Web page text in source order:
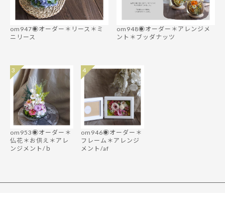
om947◉オーダー＊リース＊ミ
ニリース
om948◉オーダー＊アレンジメ
ント＊ブッダナッツ
om953◉オーダー＊
仏花＊お供え＊アレ
ンジメント/ｂ
3
om946◉オーダー＊
フレーム＊アレンジ
メント/af
4